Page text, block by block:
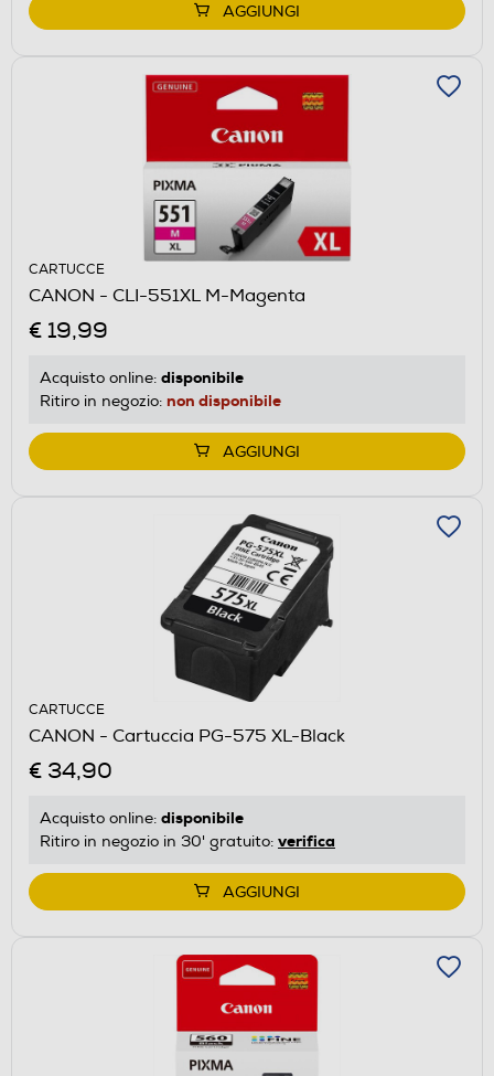
AGGIUNGI
CARTUCCE
CANON - CLI-551XL M-Magenta
€ 19,99
Acquisto online: disponibile
Ritiro in negozio: non disponibile
AGGIUNGI
CARTUCCE
CANON - Cartuccia PG-575 XL-Black
€ 34,90
Acquisto online: disponibile
Ritiro in negozio in 30' gratuito: verifica
AGGIUNGI